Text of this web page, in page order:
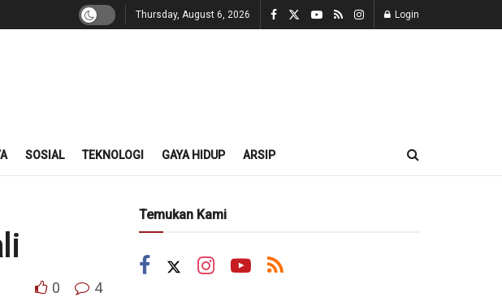
Thursday, August 6, 2026 Login
SOSIAL TEKNOLOGI GAYA HIDUP ARSIP
0 4
Temukan Kami